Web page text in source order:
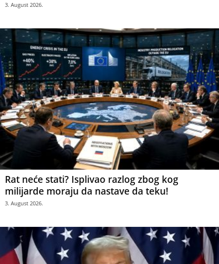
3. August 2026.
Rat neće stati? Isplivao razlog zbog kog
milijarde moraju da nastave da teku!
3. August 2026.